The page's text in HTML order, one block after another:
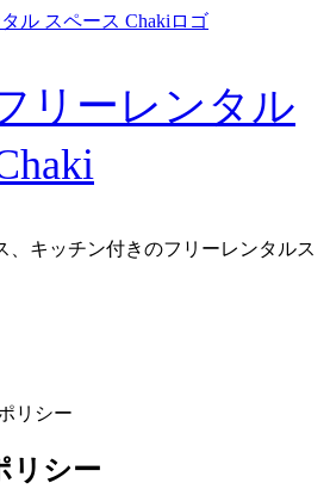
リーレンタル
、キッチン付きのフリーレンタルス
リシー
リシー